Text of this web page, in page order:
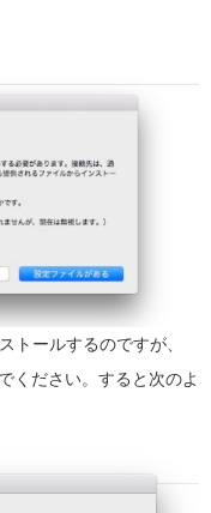
トールするのですが、
ください。すると次のよ